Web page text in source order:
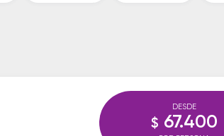
DESDE
$ 67.400